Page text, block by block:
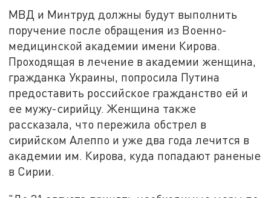
МВД и Минтруд должны будут выполнить
поручение после обращения из Военно-
медицинской академии имени Кирова.
Проходящая в лечение в академии женщина,
гражданка Украины, попросила Путина
предоставить российское гражданство ей и
ее мужу-сирийцу. Женщина также
рассказала, что пережила обстрел в
сирийском Алеппо и уже два года лечится в
академии им. Кирова, куда попадают раненые
в Сирии.